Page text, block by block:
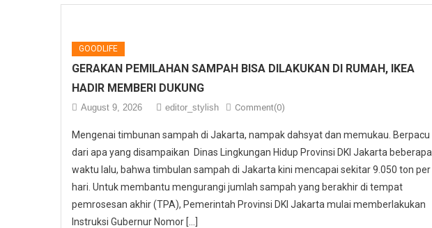
GOODLIFE
GERAKAN PEMILAHAN SAMPAH BISA DILAKUKAN DI RUMAH, IKEA
HADIR MEMBERI DUKUNG
August 9, 2026 editor_stylish Comment(0)
Mengenai timbunan sampah di Jakarta, nampak dahsyat dan memukau. Berpacu
dari apa yang disampaikan Dinas Lingkungan Hidup Provinsi DKI Jakarta beberapa
waktu lalu, bahwa timbulan sampah di Jakarta kini mencapai sekitar 9.050 ton per
hari. Untuk membantu mengurangi jumlah sampah yang berakhir di tempat
pemrosesan akhir (TPA), Pemerintah Provinsi DKI Jakarta mulai memberlakukan
Instruksi Gubernur Nomor […]